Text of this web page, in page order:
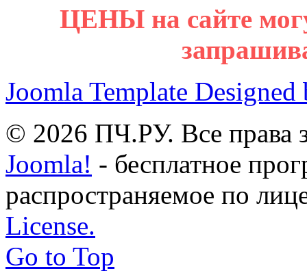
ЦЕНЫ на сайте
Joomla Template Designed
© 2026 ПЧ.РУ. Все права
Joomla! - бесплатное
распространяемое по
License.
Go to Top